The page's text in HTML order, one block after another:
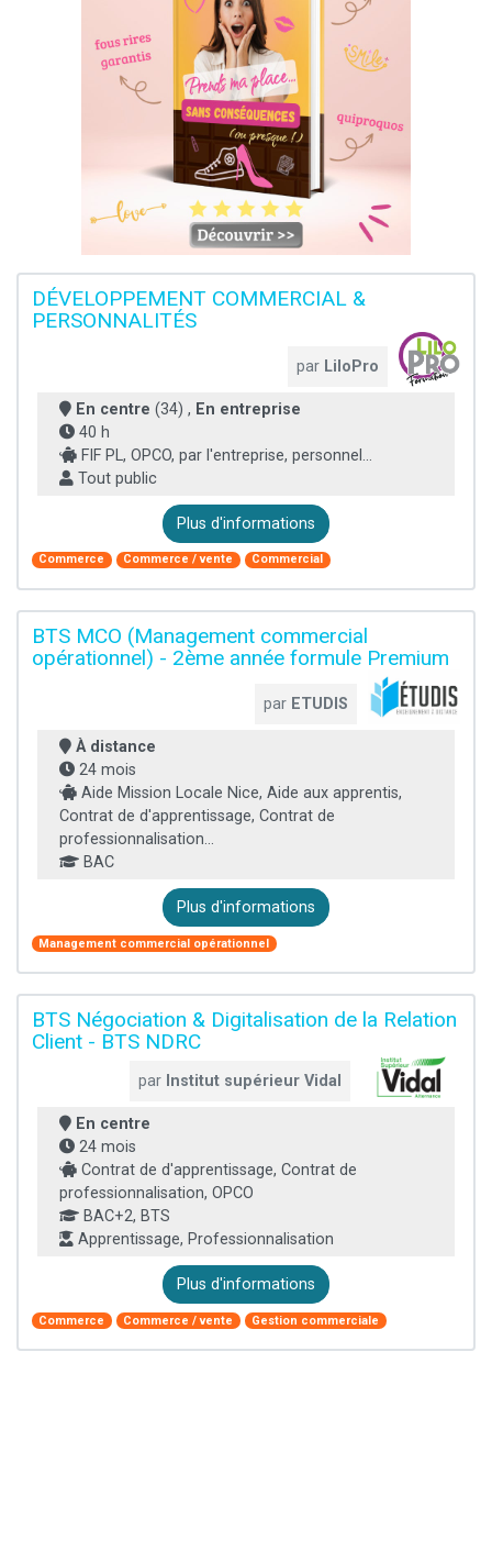
DÉVELOPPEMENT COMMERCIAL &
PERSONNALITÉS
par LiloPro
En centre (34) , En entreprise
40 h
FIF PL, OPCO, par l'entreprise, personnel...
Tout public
Plus d'informations
Commerce Commerce / vente Commercial
BTS MCO (Management commercial
opérationnel) - 2ème année formule Premium
par ETUDIS
À distance
24 mois
Aide Mission Locale Nice, Aide aux apprentis,
Contrat de d'apprentissage, Contrat de
professionnalisation...
BAC
Plus d'informations
Management commercial opérationnel
BTS Négociation & Digitalisation de la Relation
Client - BTS NDRC
par Institut supérieur Vidal
En centre
24 mois
Contrat de d'apprentissage, Contrat de
professionnalisation, OPCO
BAC+2, BTS
Apprentissage, Professionnalisation
Plus d'informations
Commerce Commerce / vente Gestion commerciale